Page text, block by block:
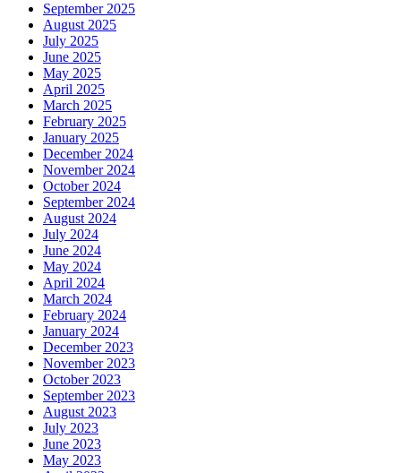
September 2025
August 2025
July 2025
June 2025
May 2025
April 2025
March 2025
February 2025
January 2025
December 2024
November 2024
October 2024
September 2024
August 2024
July 2024
June 2024
May 2024
April 2024
March 2024
February 2024
January 2024
December 2023
November 2023
October 2023
September 2023
August 2023
July 2023
June 2023
May 2023